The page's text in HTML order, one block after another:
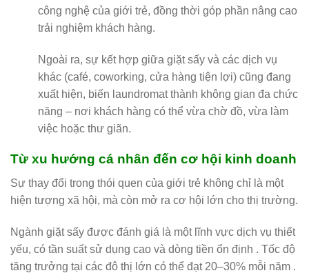
công nghệ của giới trẻ, đồng thời góp phần nâng cao
trải nghiệm khách hàng.
Ngoài ra, sự kết hợp giữa giặt sấy và các dịch vụ
khác (café, coworking, cửa hàng tiện lợi) cũng đang
xuất hiện, biến laundromat thành không gian đa chức
năng – nơi khách hàng có thể vừa chờ đồ, vừa làm
việc hoặc thư giãn.
Từ xu hướng cá nhân đến cơ hội kinh doanh
Sự thay đổi trong thói quen của giới trẻ không chỉ là một
hiện tượng xã hội, mà còn mở ra cơ hội lớn cho thị trường.
Ngành giặt sấy được đánh giá là một lĩnh vực dịch vụ thiết
yếu, có tần suất sử dụng cao và dòng tiền ổn định . Tốc độ
tăng trưởng tại các đô thị lớn có thể đạt 20–30% mỗi năm .